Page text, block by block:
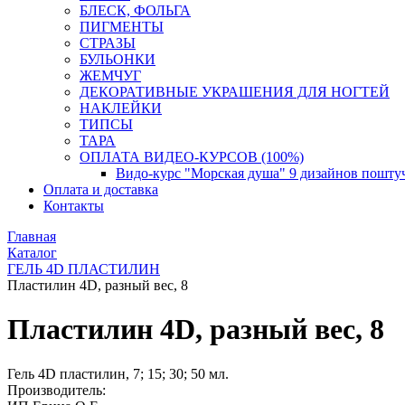
БЛЕСК, ФОЛЬГА
ПИГМЕНТЫ
СТРАЗЫ
БУЛЬОНКИ
ЖЕМЧУГ
ДЕКОРАТИВНЫЕ УКРАШЕНИЯ ДЛЯ НОГТЕЙ
НАКЛЕЙКИ
ТИПСЫ
ТАРА
ОПЛАТА ВИДЕО-КУРСОВ (100%)
Видо-курс "Морская душа" 9 дизайнов
Оплата и доставка
Контакты
Главная
Каталог
ГЕЛЬ 4D ПЛАСТИЛИН
Пластилин 4D, разный вес, 8
Пластилин 4D, разный вес, 8
Гель 4D пластилин, 7; 15; 30; 50 мл.
Производитель: